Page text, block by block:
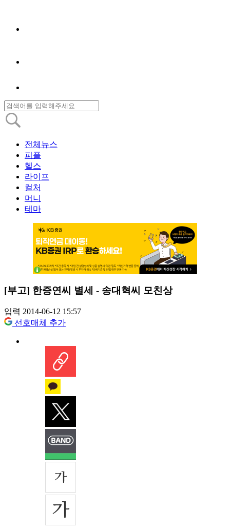
전체뉴스
피플
헬스
라이프
컬처
머니
테마
[부고] 한증연씨 별세 - 송대혁씨 모친상
입력 2014-06-12 15:57
선호매체 추가